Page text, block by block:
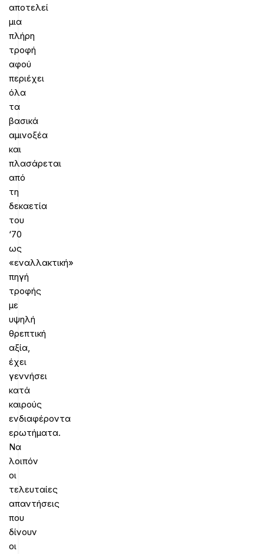
αποτελεί
μια
πλήρη
τροφή
αφού
περιέχει
όλα
τα
βασικά
αμινοξέα
και
πλασάρεται
από
τη
δεκαετία
του
‘70
ως
«εναλλακτική»
πηγή
τροφής
με
υψηλή
θρεπτική
αξία,
έχει
γεννήσει
κατά
καιρούς
ενδιαφέροντα
ερωτήματα.
Να
λοιπόν
οι
τελευταίες
απαντήσεις
που
δίνουν
οι